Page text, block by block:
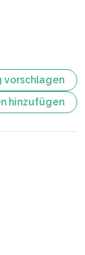
vorschlagen
hinzufügen